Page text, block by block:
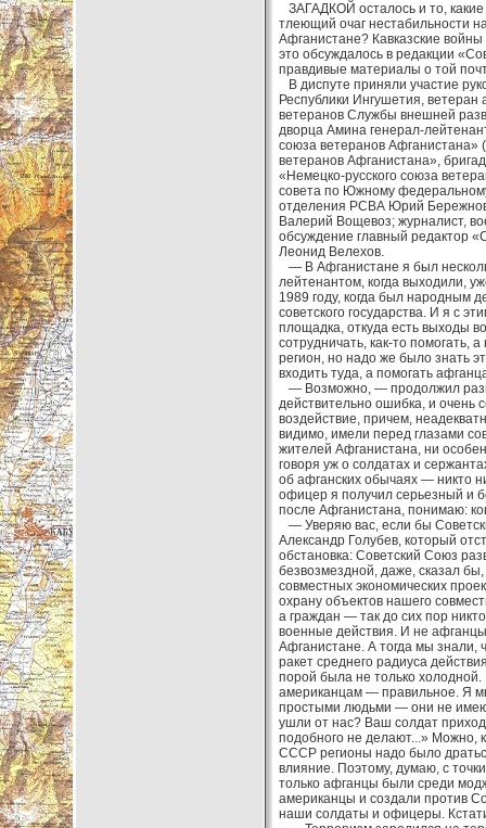
ЗАГАДКОЙ осталось и то,
тлеющий очаг нестабильности
Афганистане? Кавказские
это обсуждалось в редакции
правдивые материалы о той
В диспуте приняли участие
Республики Ингушетия,
ветеранов Службы внешней
дворца Амина генерал-
союза ветеранов Афганистана»
ветеранов Афганистана»,
«Немецко-русского союза
совета по Южному
отделения РСВА Юрий
Валерий Вощевоз; журналист,
обсуждение главный редактор
Леонид Велехов.
— В Афганистане я был
лейтенантом, когда выходили,
1989 году, когда был народным
советского государства. И я с
площадка, откуда есть выходы
сотрудничать, как-то помогать,
регион, но надо же было знать
входить туда, а помогать
— Возможно, — продолжил
действительно ошибка, и
воздействие, причем,
видимо, имели перед глазами
жителей Афганистана, ни
говоря уж о солдатах и
об афганских обычаях — никто
офицер я получил серьезный и
после Афганистана, понимаю:
— Уверяю вас, если бы
Александр Голубев, который
обстановка: Советский Союз
безвозмездной, даже, сказал
совместных экономических
охрану объектов нашего
а граждан — так до сих пор
военные действия. И не афганцы
Афганистане. А тогда мы
ракет среднего радиуса
порой была не только
американцам — правильное. Я
простыми людьми — они не
ушли от нас? Ваш солдат
подобного не делают...» Можно,
СССР регионы надо было
влияние. Поэтому, думаю, с
только афганцы были среди
американцы и создали против
наши солдаты и офицеры.